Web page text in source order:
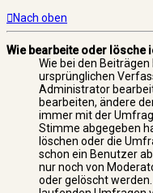
Nach oben
Wie bearbeite oder lösche
Wie bei den
ursprünglichen
Administrator
bearbeiten, ändere
immer mit der
Stimme abgegeben
löschen oder die
schon ein Benutzer
nur noch von
oder gelöscht